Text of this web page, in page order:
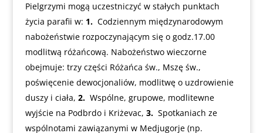
Pielgrzymi mogą uczestniczyć w stałych punktach
życia parafii w: 1.Codziennym międzynarodowym
nabożeństwie rozpoczynającym się o godz.17.00
modlitwą różańcową. Nabożeństwo wieczorne
obejmuje: trzy części Różańca św., Mszę św.,
poświęcenie dewocjonaliów, modlitwę o uzdrowienie
duszy i ciała, 2.Wspólne, grupowe, modlitewne
wyjście na Podbrdo i Kriżevac, 3.Spotkaniach ze
wspólnotami zawiązanymi w Medjugorje (np.